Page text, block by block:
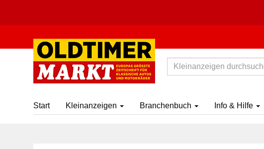
Start Kleinanzeigen Branchenbuch Info & Hilfe